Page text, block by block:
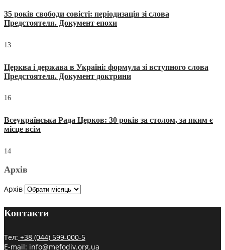
35 років свободи совісті: періодизація зі слова
Предстоятеля. Документ епохи
13
Церква і держава в Україні: формула зі вступного слова
Предстоятеля. Документ доктрини
16
Всеукраїнська Рада Церков: 30 років за столом, за яким є
місце всім
14
Архів
Архів
Контакти
Тел: +38 (044) 599-000-5
E-mail: info@mefodiy.org.ua